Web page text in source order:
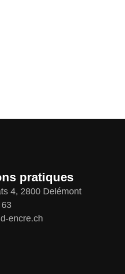
pratiques
4, 2800 Delémont
encre.ch